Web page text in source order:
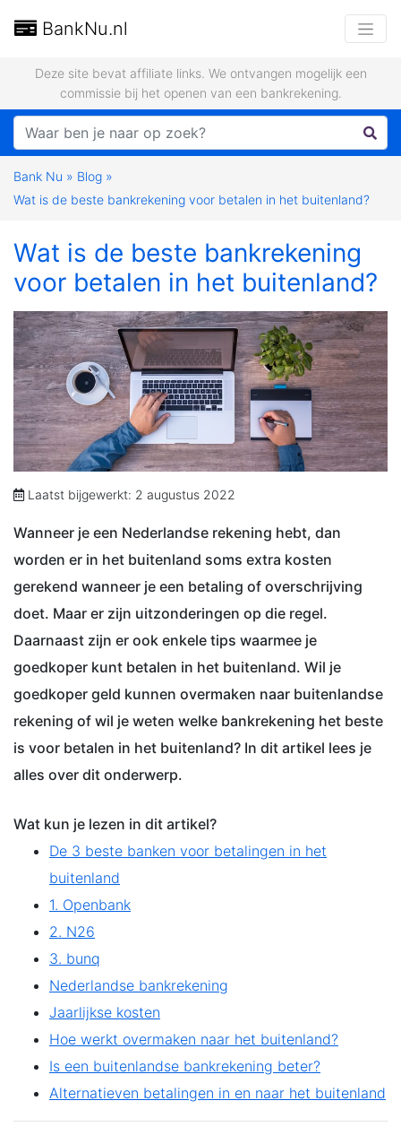
BankNu.nl
Deze site bevat affiliate links. We ontvangen mogelijk een
commissie bij het openen van een bankrekening.
Bank Nu » Blog »
Wat is de beste bankrekening voor betalen in het buitenland?
Wat is de beste bankrekening
voor betalen in het buitenland?
Laatst bijgewerkt: 2 augustus 2022
Wanneer je een Nederlandse rekening hebt, dan
worden er in het buitenland soms extra kosten
gerekend wanneer je een betaling of overschrijving
doet. Maar er zijn uitzonderingen op die regel.
Daarnaast zijn er ook enkele tips waarmee je
goedkoper kunt betalen in het buitenland. Wil je
goedkoper geld kunnen overmaken naar buitenlandse
rekening of wil je weten welke bankrekening het beste
is voor betalen in het buitenland? In dit artikel lees je
alles over dit onderwerp.
Wat kun je lezen in dit artikel?
De 3 beste banken voor betalingen in het
buitenland
1. Openbank
2. N26
3. bunq
Nederlandse bankrekening
Jaarlijkse kosten
Hoe werkt overmaken naar het buitenland?
Is een buitenlandse bankrekening beter?
Alternatieven betalingen in en naar het buitenland